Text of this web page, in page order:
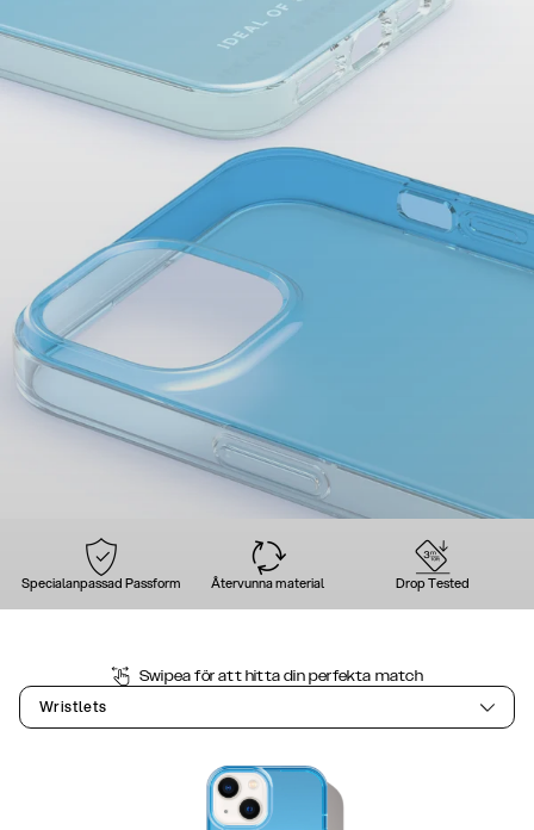
Specialanpassad Passform Återvunna material Drop Tested
Swipea för att hitta din perfekta match
Wristlets